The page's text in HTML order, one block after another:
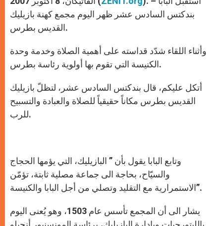
p e
r
k
بندكتس السادس عشر ظهر اليوم مجمع كهنة بازيليك
القديس بطرس.
وأثناء اللقاء شدّد قداسته على أهمية الصلاة وخدمة وحدة
الكنيسة التي تقوم بها أولوية رئاسة بطرس.
أتكل عليكم، قال بندكتس السادس عشر، لتظلّ بازيليك
القديس بطرس مكاناً حقيقياً للصلاة والعبادة والتسبيح
للرب.
وتابع البابا يقول بأن ” البازيليك، التي يؤمها الحجاج
والسيّاح، بحاجة الى جماعة مصلية ثابتة، تؤمّن
الاستمرارية مع التقليد وتصلي من أجل البابا والكنيسة”.
يشار الى أن المجمع تأسس عام 1503، وهو يُعنى اليوم